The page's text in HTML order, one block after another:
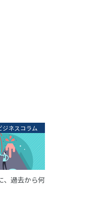
ジネスコラム
、過去から何